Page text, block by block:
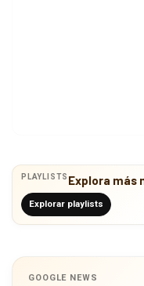
PLAYLISTS Explora más
Explorar playlists
GOOGLE NEWS